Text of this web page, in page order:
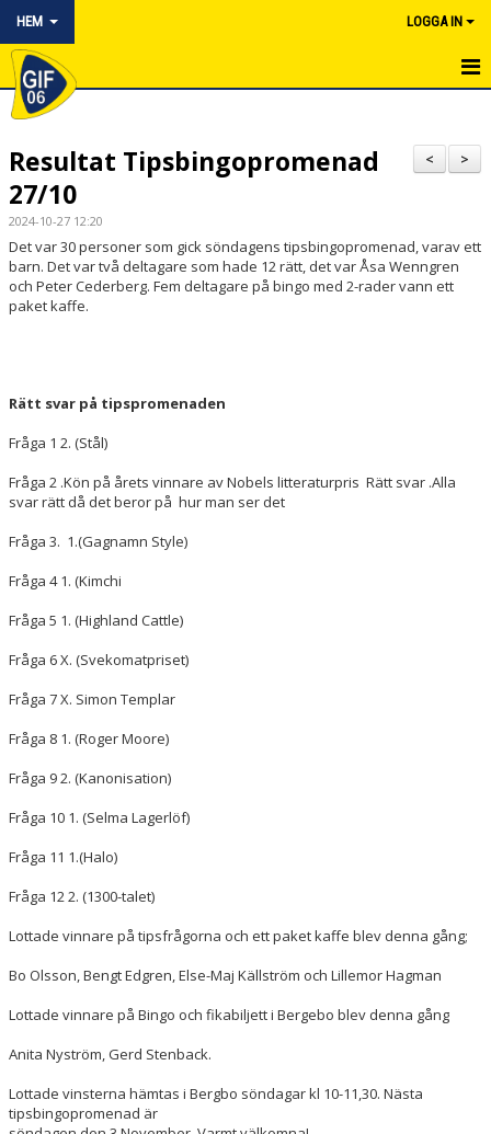
HEM LOGGA IN
HEM
NYHETER
OM KLUBBEN
KONTAKT
KALENDER
BLI MEDLEM
DOKUMENTARKIV
ARRANGEMANG
>
<
Resultat Tipsbingopromenad
27/10
2024-10-27 12:20
Det var 30 personer som gick söndagens tipsbingopromenad, varav ett
barn. Det var två deltagare som hade 12 rätt, det var Åsa Wenngren
och Peter Cederberg. Fem deltagare på bingo med 2-rader vann ett
paket kaffe.
Rätt svar på tipspromenaden
Fråga 1 2. (Stål)
Fråga 2 .Kön på årets vinnare av Nobels litteraturpris Rätt svar .Alla
svar rätt då det beror på hur man ser det
Fråga 3. 1.(Gagnamn Style)
Fråga 4 1. (Kimchi
Fråga 5 1. (Highland Cattle)
Fråga 6 X. (Svekomatpriset)
Fråga 7 X. Simon Templar
Fråga 8 1. (Roger Moore)
Fråga 9 2. (Kanonisation)
Fråga 10 1. (Selma Lagerlöf)
Fråga 11 1.(Halo)
Fråga 12 2. (1300-talet)
Lottade vinnare på tipsfrågorna och ett paket kaffe blev denna gång;
Bo Olsson, Bengt Edgren, Else-Maj Källström och Lillemor Hagman
Lottade vinnare på Bingo och fikabiljett i Bergebo blev denna gång
Anita Nyström, Gerd Stenback.
Lottade vinsterna hämtas i Bergbo söndagar kl 10-11,30. Nästa
tipsbingopromenad är